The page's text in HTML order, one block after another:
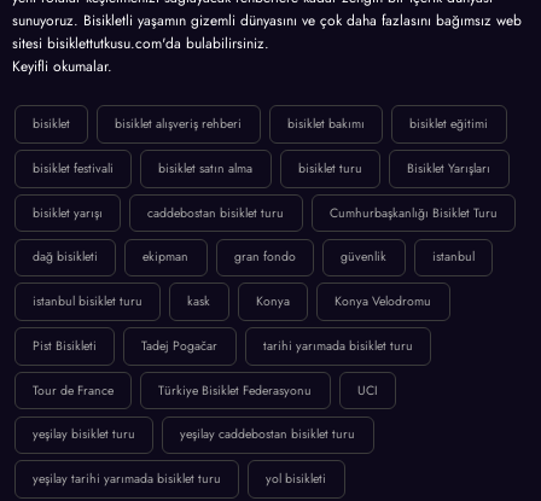
sunuyoruz. Bisikletli yaşamın gizemli dünyasını ve çok daha fazlasını bağımsız web
sitesi bisiklettutkusu.com'da bulabilirsiniz.
Keyifli okumalar.
bisiklet bisiklet alışveriş rehberi bisiklet bakımı bisiklet eğitimi
bisiklet festivali bisiklet satın alma bisiklet turu Bisiklet Yarışları
bisiklet yarışı caddebostan bisiklet turu Cumhurbaşkanlığı Bisiklet Turu
dağ bisikleti ekipman gran fondo güvenlik istanbul
istanbul bisiklet turu kask Konya Konya Velodromu
Pist Bisikleti Tadej Pogačar tarihi yarımada bisiklet turu
Tour de France Türkiye Bisiklet Federasyonu UCI
yeşilay bisiklet turu yeşilay caddebostan bisiklet turu
yeşilay tarihi yarımada bisiklet turu yol bisikleti